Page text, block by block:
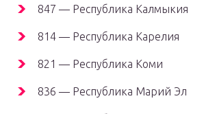
847 — Республика Калмыкия
814 — Республика Карелия
821 — Республика Коми
836 — Республика Марий Эл